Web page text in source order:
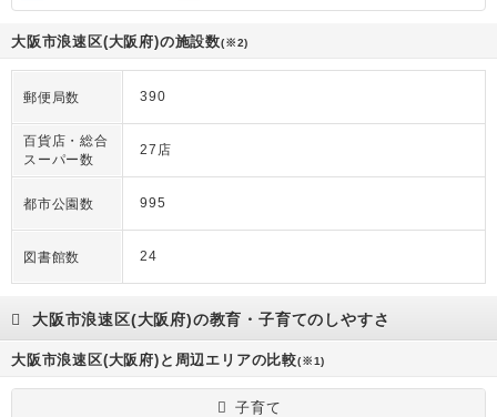
大阪市浪速区(大阪府)の施設数(※2)
郵便局数 390
百貨店・総合
スーパー数
27店
都市公園数 995
図書館数 24
大阪市浪速区(大阪府)の教育・子育てのしやすさ
大阪市浪速区(大阪府)と周辺エリアの比較(※1)
子育て